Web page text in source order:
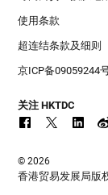
使用条款
超连结条款及细则
京ICP备09059244
关注 HKTDC
© 2026
香港贸易发展局版